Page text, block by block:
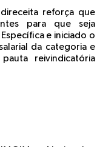
reforça que
para que seja
e iniciado o
da categoria e
reivindicatória